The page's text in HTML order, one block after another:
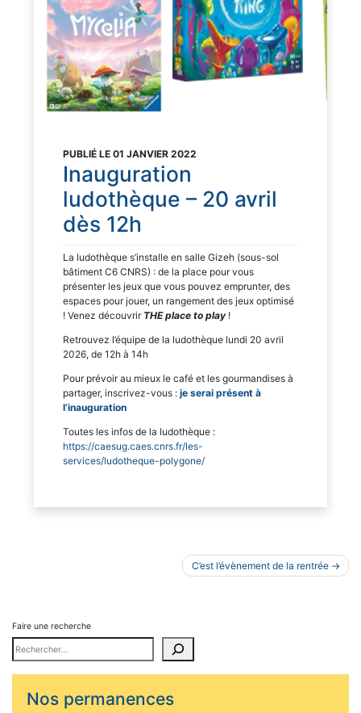
PUBLIÉ LE 01 JANVIER 2022
Inauguration
ludothèque – 20 avril
dès 12h
La ludothèque s’installe en salle Gizeh (sous-sol
bâtiment C6 CNRS) : de la place pour vous
présenter les jeux que vous pouvez emprunter, des
espaces pour jouer, un rangement des jeux optimisé
! Venez découvrir THE place to play!
Retrouvez l’équipe de la ludothèque lundi 20 avril
2026, de 12h à 14h
Pour prévoir au mieux le café et les gourmandises à
partager, inscrivez-vous : je serai présent à
l’inauguration
Toutes les infos de la ludothèque :
https://caesug.caes.cnrs.fr/les-
services/ludotheque-polygone/
C’est l’évènement de la rentrée
Faire une recherche
Nos permanences